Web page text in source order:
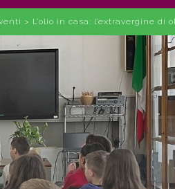
> L’olio in casa: l’extravergine